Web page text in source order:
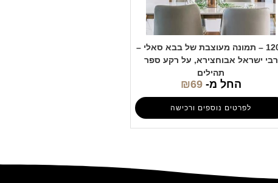
1209 – תמונה מעוצבת של בבא סאלי –
רבי ישראל אבוחצירא, על רקע ספר
תהילים
החל מ- ₪69
לפרטים נוספים ורכישה